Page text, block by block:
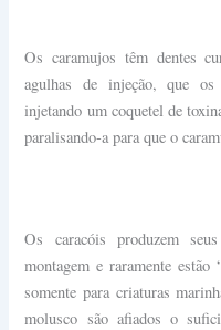
Os caramujos têm dentes
agulhas de injeção, que
injetando um coquetel de
paralisando-a para que o
Os caracóis produzem
montagem e raramente
somente para criaturas
molusco são afiados o